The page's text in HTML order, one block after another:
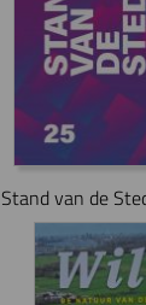
Stand van de